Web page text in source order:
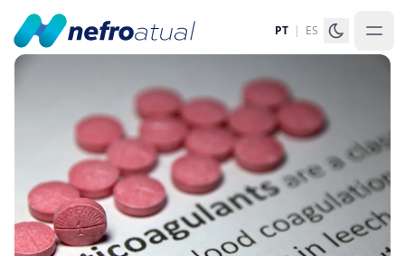
PT | ES